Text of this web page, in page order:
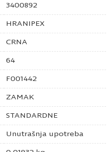
3400892
HRANIPEX
CRNA
64
F001442
ZAMAK
STANDARDNE
Unutrašnja upotreba